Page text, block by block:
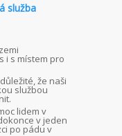
služba
i s místem pro
že naši
službou
lidem v
v jeden
po pádu v